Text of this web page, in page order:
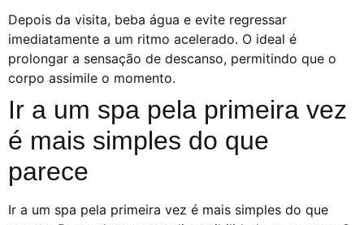
Depois da visita, beba água e evite regressar
imediatamente a um ritmo acelerado. O ideal é
prolongar a sensação de descanso, permitindo que o
corpo assimile o momento.
Ir a um spa pela primeira vez
é mais simples do que
parece
Ir a um spa pela primeira vez é mais simples do que